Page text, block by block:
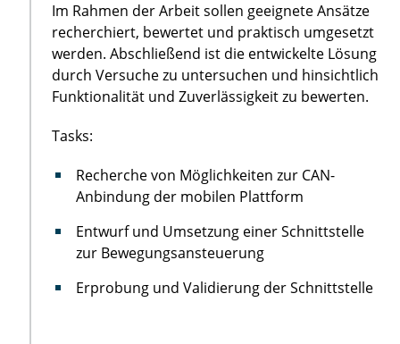
Im Rahmen der Arbeit sollen geeignete Ansätze
recherchiert, bewertet und praktisch umgesetzt
werden. Abschließend ist die entwickelte Lösung
durch Versuche zu untersuchen und hinsichtlich
Funktionalität und Zuverlässigkeit zu bewerten.
Tasks:
Recherche von Möglichkeiten zur CAN-
Anbindung der mobilen Plattform
Entwurf und Umsetzung einer Schnittstelle
zur Bewegungsansteuerung
Erprobung und Validierung der Schnittstelle